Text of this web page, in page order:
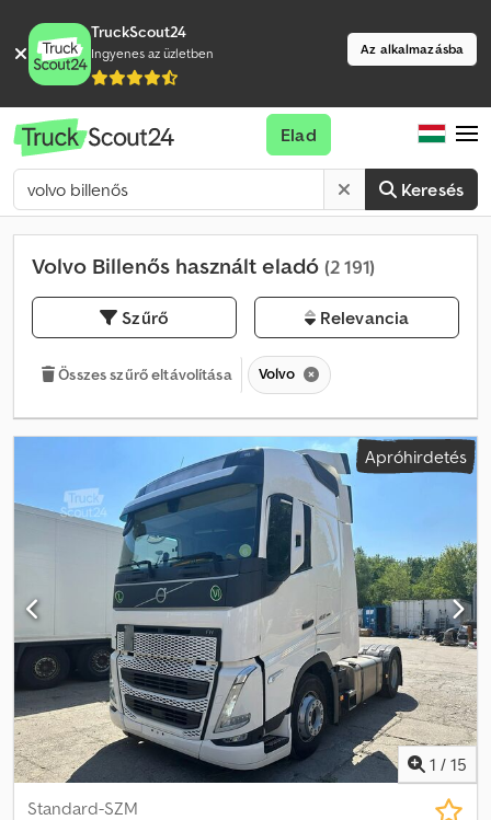
TruckScout24
Ingyenes az üzletben Az alkalmazásba
Keresés
Elad
Volvo Billenős használt eladó (2 191)
Szűrő Relevancia
Összes szűrő eltávolítása Volvo
Apróhirdetés
1 / 15
Standard-SZM